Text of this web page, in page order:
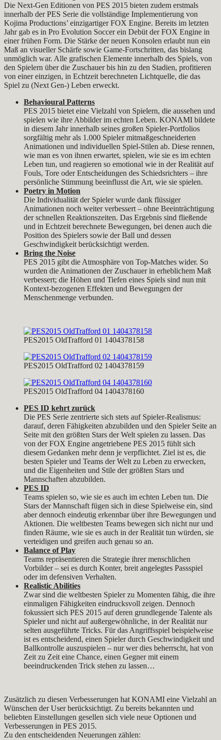
Die Next-Gen Editionen von PES 2015 bieten zudem erstmals
innerhalb der PES Serie die vollständige Implementierung von
Kojima Productions’ einzigartiger FOX Engine. Bereits im letzten
Jahr gab es in Pro Evolution Soccer ein Debüt der FOX Engine in
einer frühen Form. Die Stärke der neuen Konsolen erlaubt nun ein
Maß an visueller Schärfe sowie Game-Fortschritten, das bislang
unmöglich war. Alle grafischen Elemente innerhalb des Spiels, von
den Spielern über die Zuschauer bis hin zu den Stadien, profitieren
von einer einzigen, in Echtzeit berechneten Lichtquelle, die das
Spiel zu (Next Gen-) Leben erweckt.
Behavioural Patterns
PES 2015 bietet eine Vielzahl von Spielern, die aussehen und
spielen wie ihre Abbilder im echten Leben. KONAMI bildete
in diesem Jahr innerhalb seines großen Spieler-Portfolios
sorgfältig mehr als 1.000 Spieler mitmaßgeschneiderten
Animationen und individuellen Spiel-Stilen ab. Diese rennen,
wie man es von ihnen erwartet, spielen, wie sie es im echten
Leben tun, und reagieren so emotional wie in der Realität auf
Fouls, Tore oder Entscheidungen des Schiedsrichters – ihre
persönliche Stimmung beeinflusst die Art, wie sie spielen.
Poetry in Motion
Die Individualität der Spieler wurde dank flüssiger
Animationen noch weiter verbessert – ohne Beeinträchtigung
der schnellen Reaktionszeiten. Das Ergebnis sind fließende
und in Echtzeit berechnete Bewegungen, bei denen auch die
Position des Spielers sowie der Ball und dessen
Geschwindigkeit berücksichtigt werden.
Bring the Noise
PES 2015 gibt die Atmosphäre von Top-Matches wider. So
wurden die Animationen der Zuschauer in erheblichem Maß
verbessert; die Höhen und Tiefen eines Spiels sind nun mit
Kontext-bezogenen Effekten und Bewegungen der
Menschenmenge verbunden.
PES2015 OldTrafford 01 1404378158
PES2015 OldTrafford 02 1404378159
PES2015 OldTrafford 04 1404378160
PES ID kehrt zurück
Die PES Serie zentrierte sich stets auf Spieler-Realismus:
darauf, deren Fähigkeiten abzubilden und den Spieler Seite an
Seite mit den größten Stars der Welt spielen zu lassen. Das
von der FOX Engine angetriebene PES 2015 fühlt sich
diesem Gedanken mehr denn je verpflichtet. Ziel ist es, die
besten Spieler und Teams der Welt zu Leben zu erwecken,
und die Eigenheiten und Stile der größten Stars und
Mannschaften abzubilden.
PES ID
Teams spielen so, wie sie es auch im echten Leben tun. Die
Stars der Mannschaft fügen sich in diese Spielweise ein, sind
aber dennoch eindeutig erkennbar über ihre Bewegungen und
Aktionen. Die weltbesten Teams bewegen sich nicht nur und
finden Räume, wie sie es auch in der Realität tun würden, sie
verteidigen und greifen auch genau so an.
Balance of Play
Teams repräsentieren die Strategie ihrer menschlichen
Vorbilder – sei es durch Konter, breit angelegtes Passspiel
oder im defensiven Verhalten.
Realistic Abilities
Zwar sind die weltbesten Spieler zu Momenten fähig, die ihre
einmaligen Fähigkeiten eindrucksvoll zeigen. Dennoch
fokussiert sich PES 2015 auf deren grundlegende Talente als
Spieler und nicht auf außergewöhnliche, in der Realität nur
selten ausgeführte Tricks. Für das Angriffsspiel beispielweise
ist es entscheidend, einen Spieler durch Geschwindigkeit und
Ballkontrolle auszuspielen – nur wer dies beherrscht, hat von
Zeit zu Zeit eine Chance, einen Gegner mit einem
beeindruckenden Trick stehen zu lassen…
Zusätzlich zu diesen Verbesserungen hat KONAMI eine Vielzahl an
Wünschen der User berücksichtigt. Zu bereits bekannten und
beliebten Einstellungen gesellen sich viele neue Optionen und
Verbesserungen in PES 2015.
Zu den entscheidenden Neuerungen zählen: